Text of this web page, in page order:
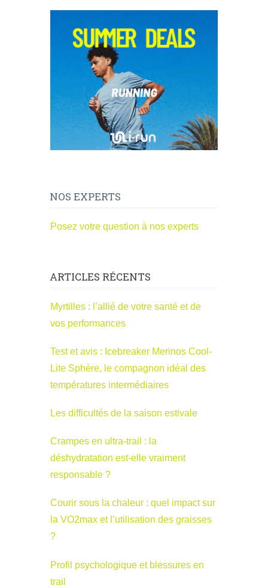
NOS EXPERTS
Posez votre question à nos experts
ARTICLES RÉCENTS
Myrtilles : l’allié de votre santé et de
vos performances
Test et avis : Icebreaker Merinos Cool-
Lite Sphère, le compagnon idéal des
températures intermédiaires
Les difficultés de la saison estivale
Crampes en ultra-trail : la
déshydratation est-elle vraiment
responsable ?
Courir sous la chaleur : quel impact sur
la VO2max et l’utilisation des graisses
?
Profil psychologique et blessures en
trail